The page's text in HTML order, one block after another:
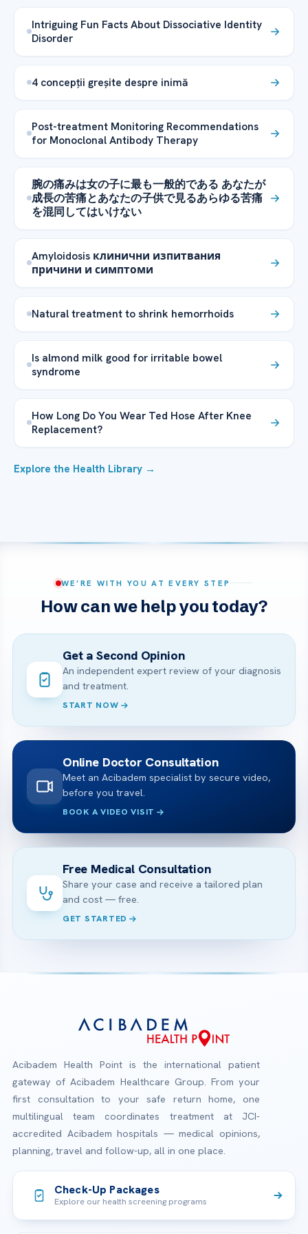
Intriguing Fun Facts About Dissociative Identity
Disorder
4 concepții greșite despre inimă
Post-treatment Monitoring Recommendations
for Monoclonal Antibody Therapy
腕の痛みは女の子に最も一般的である あなたが
成長の苦痛とあなたの子供で見るあらゆる苦痛
を混同してはいけない
Amyloidosis клинични изпитвания
причини и симптоми
Natural treatment to shrink hemorrhoids
Is almond milk good for irritable bowel
syndrome
How Long Do You Wear Ted Hose After Knee
Replacement?
Explore the Health Library →
WE’RE WITH YOU AT EVERY STEP
How can we help you today?
Get a Second Opinion
An independent expert review of your diagnosis
and treatment.
START NOW
Online Doctor Consultation
Meet an Acibadem specialist by secure video,
before you travel.
BOOK A VIDEO VISIT
Free Medical Consultation
Share your case and receive a tailored plan
and cost — free.
GET STARTED
Acibadem Health Point is the international patient
gateway of Acibadem Healthcare Group. From your
first consultation to your safe return home, one
multilingual team coordinates treatment at JCI-
accredited Acibadem hospitals — medical opinions,
planning, travel and follow-up, all in one place.
Check-Up Packages
Explore our health screening programs